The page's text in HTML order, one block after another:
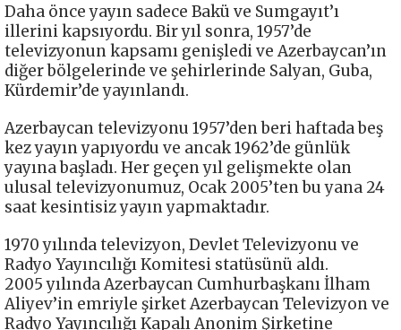
Daha önce yayın sadece Bakü ve Sumgayıt’ı
illerini kapsıyordu. Bir yıl sonra, 1957’de
televizyonun kapsamı genişledi ve Azerbaycan’ın
diğer bölgelerinde ve şehirlerinde Salyan, Guba,
Kürdemir’de yayınlandı.
Azerbaycan televizyonu 1957’den beri haftada beş
kez yayın yapıyordu ve ancak 1962’de günlük
yayına başladı. Her geçen yıl gelişmekte olan
ulusal televizyonumuz, Ocak 2005’ten bu yana 24
saat kesintisiz yayın yapmaktadır.
1970 yılında televizyon, Devlet Televizyonu ve
Radyo Yayıncılığı Komitesi statüsünü aldı.
2005 yılında Azerbaycan Cumhurbaşkanı İlham
Aliyev’in emriyle şirket Azerbaycan Televizyon ve
Radyo Yayıncılığı Kapalı Anonim Şirketine